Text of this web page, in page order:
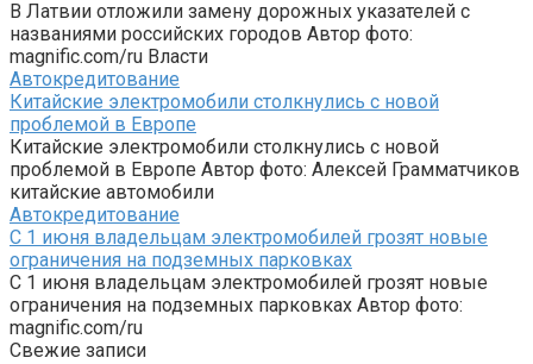
В Латвии отложили замену дорожных указателей с
названиями российских городов Автор фото:
magnific.com/ru Власти
Автокредитование
Китайские электромобили столкнулись с новой
проблемой в Европе
Китайские электромобили столкнулись с новой
проблемой в Европе Автор фото: Алексей Грамматчиков
китайские автомобили
Автокредитование
С 1 июня владельцам электромобилей грозят новые
ограничения на подземных парковках
С 1 июня владельцам электромобилей грозят новые
ограничения на подземных парковках Автор фото:
magnific.com/ru
Свежие записи